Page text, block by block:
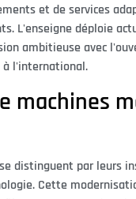
et de services
L'enseigne déploie
ambitieuse avec
à l'international.
machines
distinguent par leurs
Cette